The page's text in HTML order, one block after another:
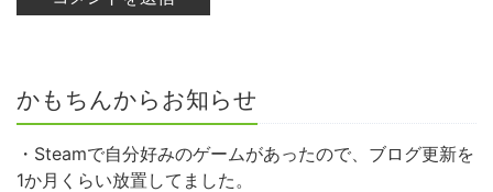
かもちんからお知らせ
・Steamで自分好みのゲームがあったので、ブログ更新を
1か月くらい放置してました。